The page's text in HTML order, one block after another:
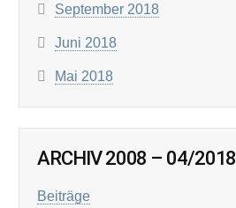
September 2018
Juni 2018
Mai 2018
ARCHIV 2008 – 04/2018
Beiträge